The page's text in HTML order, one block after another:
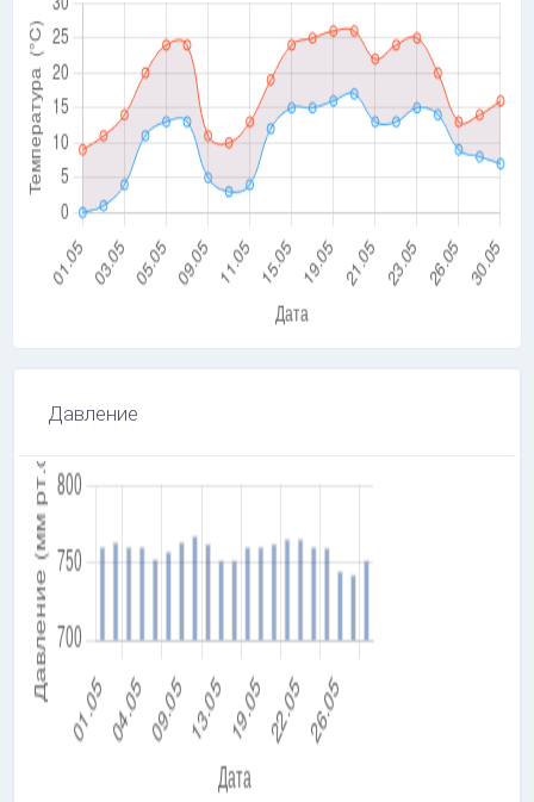
Давление